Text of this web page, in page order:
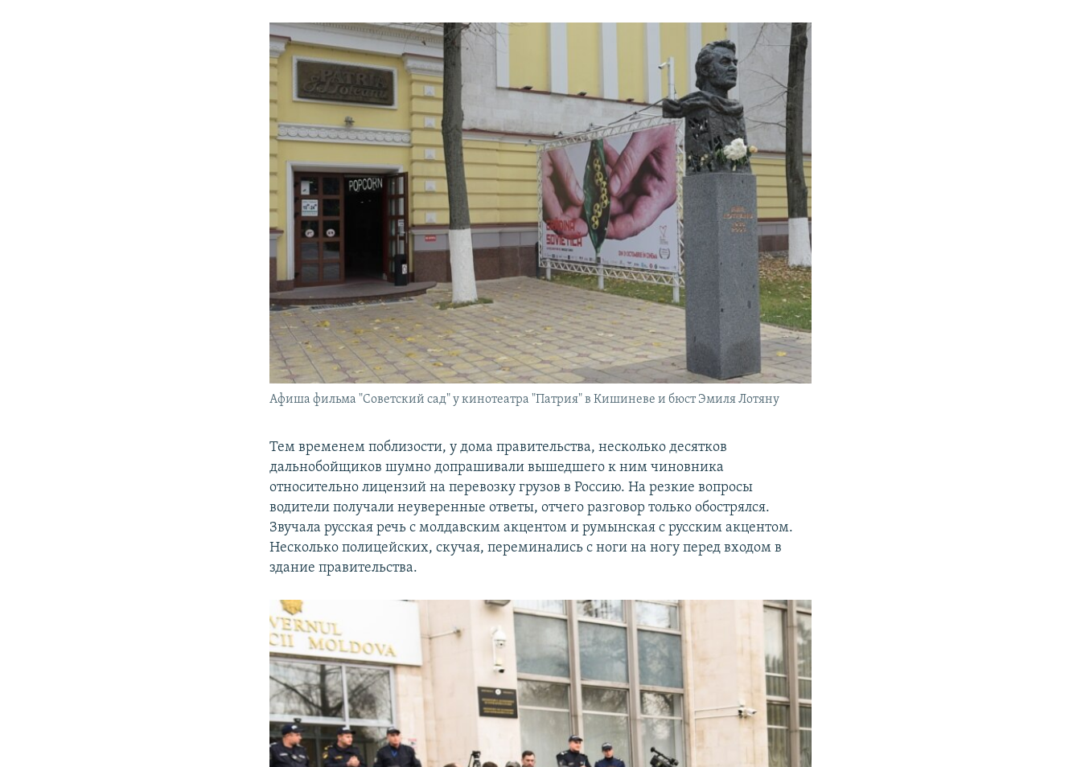
Афиша фильма "Советский сад" у кинотеатра "Патрия" в Кишиневе и бюст Эмиля Лотяну
Тем временем поблизости, у дома правительства, несколько десятков
дальнобойщиков шумно допрашивали вышедшего к ним чиновника
относительно лицензий на перевозку грузов в Россию. На резкие вопросы
водители получали неуверенные ответы, отчего разговор только обострялся.
Звучала русская речь с молдавским акцентом и румынская с русским акцентом.
Несколько полицейских, скучая, переминались с ноги на ногу перед входом в
здание правительства.